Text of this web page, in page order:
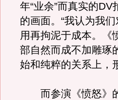
年“业余”而真实的
的画面。“我认为我
用再拘泥于成本。《
部自然而成不加雕琢
始和纯粹的关系上，
而参演《愤怒》的